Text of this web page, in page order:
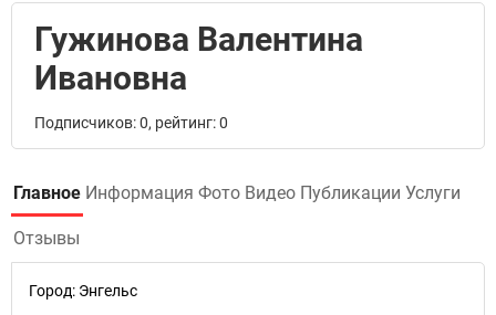
Гужинова Валентина
Ивановна
Подписчиков: 0, рейтинг: 0
Главное Информация Фото Видео Публикации Услуги
Отзывы
Город: Энгельс